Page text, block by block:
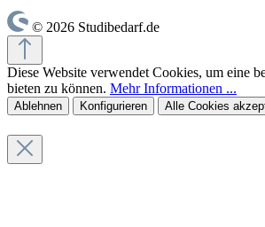
© 2026 Studibedarf.de
Diese Website verwendet Cookies, um eine
bieten zu können. Mehr Informationen ...
Ablehnen Konfigurieren Alle Cookies